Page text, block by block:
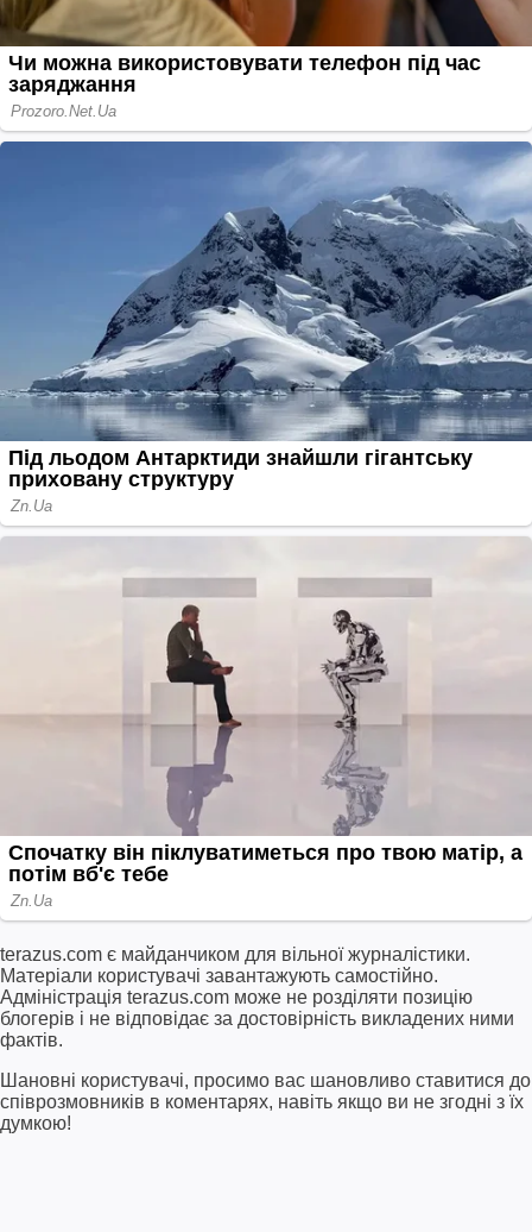
terazus.com є майданчиком для вільної журналістики.
Матеріали користувачі завантажують самостійно.
Адміністрація terazus.com може не розділяти позицію
блогерів і не відповідає за достовірність викладених ними
фактів.
Шановні користувачі, просимо вас шановливо ставитися до
співрозмовників в коментарях, навіть якщо ви не згодні з їх
думкою!